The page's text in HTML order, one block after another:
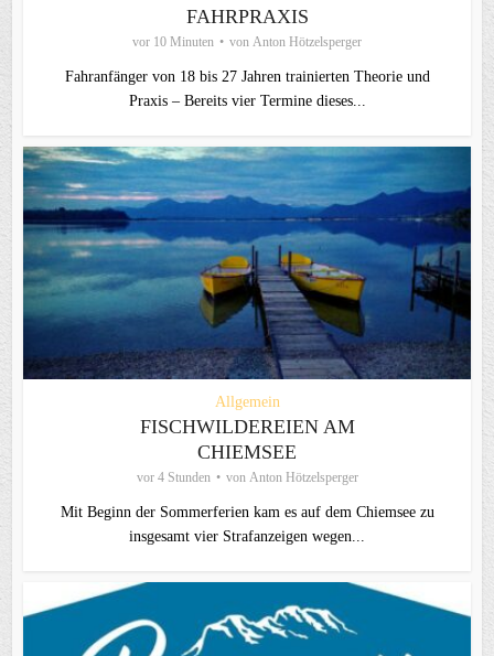
FAHRPRAXIS
vor 10 Minuten von Anton Hötzelsperger
Fahranfänger von 18 bis 27 Jahren trainierten Theorie und
Praxis – Bereits vier Termine dieses...
Allgemein
FISCHWILDEREIEN AM
CHIEMSEE
vor 4 Stunden von Anton Hötzelsperger
Mit Beginn der Sommerferien kam es auf dem Chiemsee zu
insgesamt vier Strafanzeigen wegen...